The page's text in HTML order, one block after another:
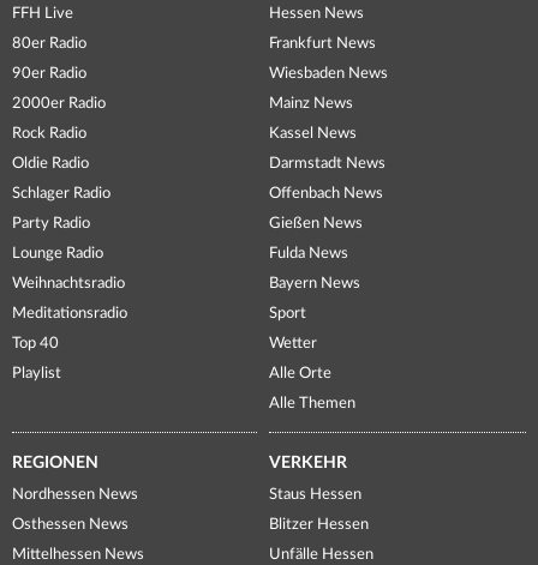
FFH Live
80er Radio
90er Radio
2000er Radio
Rock Radio
Oldie Radio
Schlager Radio
Party Radio
Lounge Radio
Weihnachtsradio
Meditationsradio
Top 40
Playlist
Hessen News
Frankfurt News
Wiesbaden News
Mainz News
Kassel News
Darmstadt News
Offenbach News
Gießen News
Fulda News
Bayern News
Sport
Wetter
Alle Orte
Alle Themen
REGIONEN
Nordhessen News
Osthessen News
Mittelhessen News
VERKEHR
Staus Hessen
Blitzer Hessen
Unfälle Hessen